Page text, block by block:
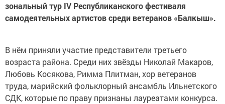
зональный тур IV Республиканского фестиваля
самодеятельных артистов среди ветеранов «Балкыш».
В нём приняли участие представители третьего
возраста района. Среди них звёзды Николай Макаров,
Любовь Косякова, Римма Плитман, хор ветеранов
труда, марийский фольклорный ансамбль Ильнетского
СДК, которые по праву признаны лауреатами конкурса.